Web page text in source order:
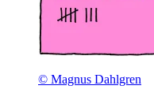
©️ Magnus Dahlgren